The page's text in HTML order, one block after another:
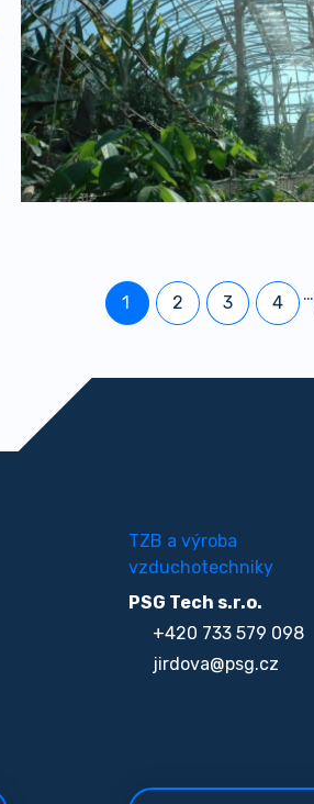
1 2 3 4 …
TZB a výroba
vzduchotechniky
PSG Tech s.r.o.
+420 733 579 098
jirdova@psg.cz